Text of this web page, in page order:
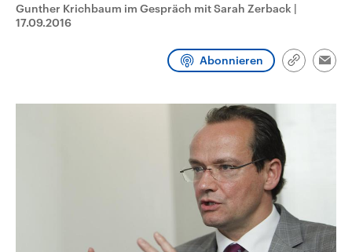
Gunther Krichbaum im Gespräch mit Sarah Zerback |
17.09.2016
Abonnieren
Link